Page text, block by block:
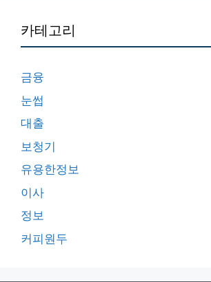
카테고리
금융
눈썹
대출
보청기
유용한정보
이사
정보
커피원두